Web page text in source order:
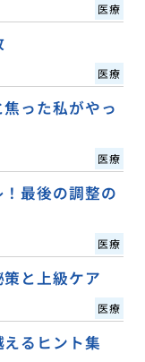
医療
医療
った私がやっ
医療
最後の調整の
医療
と上級ケア
医療
るヒント集